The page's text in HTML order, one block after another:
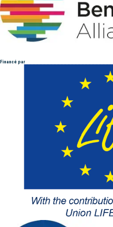
Financé par